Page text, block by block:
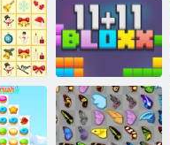
Juwelen Blitz 3
11x11 Blöcke